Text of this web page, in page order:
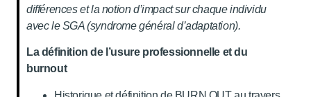
différences et la notion d’impact sur chaque individu
avec le SGA (syndrome général d’adaptation).
La définition de l’usure professionnelle et du
burnout